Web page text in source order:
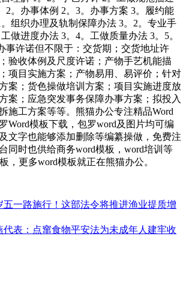
2。办事体例 2。3。办事方案 3。履约能
组织办理及轨制保障办法 3。2。专业手
做进度办法 3。4。工做质量办法 3。5。
事许诺但不限于：交货期；交货地址许
验收体例及尺度许诺；产物手艺机能描
项目实施方案；产物易用、易评价；针对
案；货色操做培训方案；项目实施进度放
案；应急突发事务保障办事方案；拟投入
施工方案等等。熊猫办公专注精品Word
Word模板下载，包罗word及图片均可编
文字也能够添加删除等编纂操做，免费注
同时也供给商务word模板，word培训等
，更多word模板就正在熊猫办公。
五一路施行！这部法令将推进渔业提质增
代表：点窜食物平安法为未成年人建牢收